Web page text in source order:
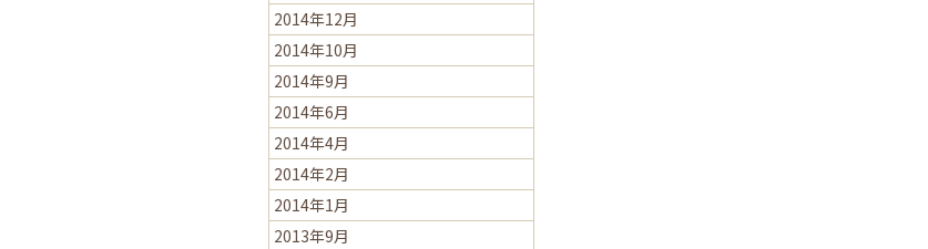
2014年12月
2014年10月
2014年9月
2014年6月
2014年4月
2014年2月
2014年1月
2013年9月